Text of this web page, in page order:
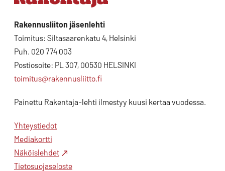
Rakennusliiton jäsenlehti
Toimitus: Siltasaarenkatu 4, Helsinki
Puh. 020 774 003
Postiosoite: PL 307, 00530 HELSINKI
toimitus@rakennusliitto.fi
Painettu Rakentaja-lehti ilmestyy kuusi kertaa vuodessa.
Yhteystiedot
Mediakortti
Näköislehdet
Tietosuojaseloste